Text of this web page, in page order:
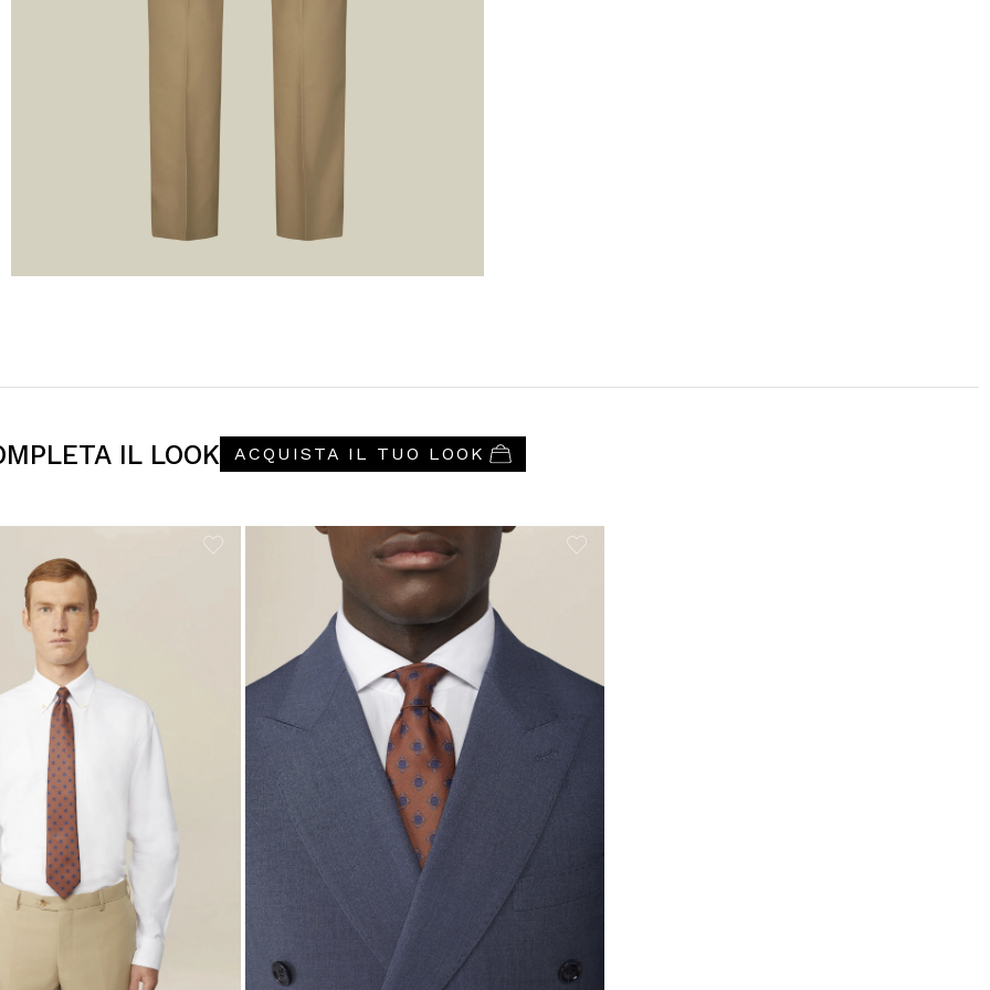
IL LOOK ACQUISTA IL TUO LOOK